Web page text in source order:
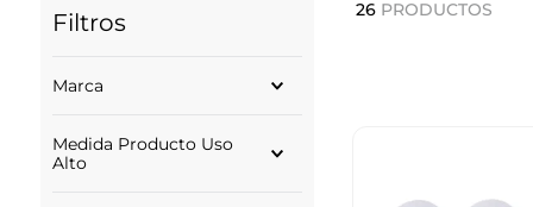
Filtros
Marca
CLARK
SYLVANIA
Medida Producto Uso
Alto
26 PRODUCTOS